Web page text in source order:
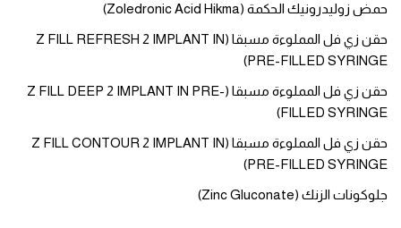
حمض زوليدرونيك الحكمة (Zoledronic Acid Hikma)
حقن زي فل المملوءة مسبقا (Z FILL REFRESH 2 IMPLANT IN
PRE-FILLED SYRINGE)
حقن زي فل المملوءة مسبقا (Z FILL DEEP 2 IMPLANT IN PRE-
FILLED SYRINGE)
حقن زي فل المملوءة مسبقا (Z FILL CONTOUR 2 IMPLANT IN
PRE-FILLED SYRINGE)
جلوكونات الزنك (Zinc Gluconate)